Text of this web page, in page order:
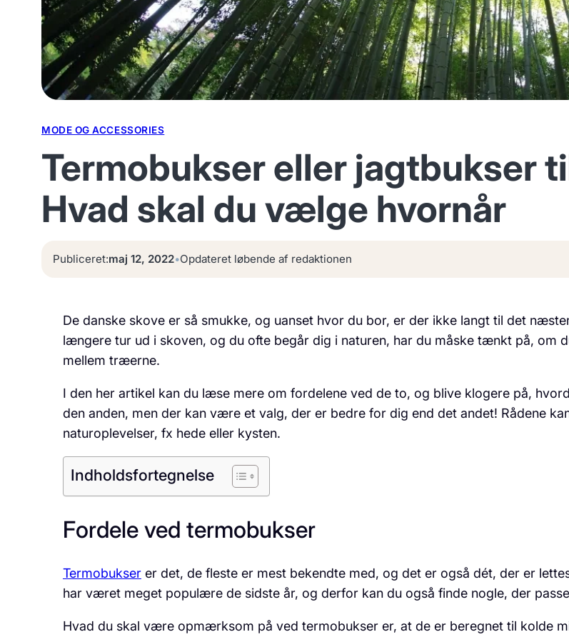
MODE OG ACCESSORIES
Termobukser eller jagtbukser
Hvad skal du vælge hvornår
Publiceret:maj 12, 2022•Opdateret løbende af redaktionen
De danske skove er så smukke, og uanset hvor du bor, er der ikke langt til det
længere tur ud i skoven, og du ofte begår dig i naturen, har du måske tænkt på, om
mellem træerne.
I den her artikel kan du læse mere om fordelene ved de to, og blive klogere på,
den anden, men der kan være et valg, der er bedre for dig end det andet! Rådene
naturoplevelser, fx hede eller kysten.
Indholdsfortegnelse
Fordele ved termobukser
Termobukserer det, de fleste er mest bekendte med, og det er også dét, der er
har været meget populære de sidste år, og derfor kan du også finde nogle, der
Hvad du skal være opmærksom på ved termobukser er, at de er beregnet til kolde